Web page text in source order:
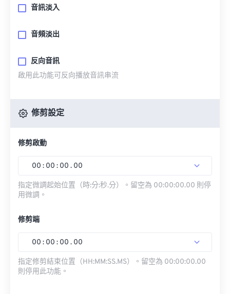
音訊淡入
音頻淡出
反向音訊
啟用此功能可反向播放音訊串流
修剪設定
修剪啟動
00 : 00 : 00 . 00
指定微調起始位置（時:分:秒.分）。留空為 00:00:00.00 則停
用微調。
修剪端
00 : 00 : 00 . 00
指定修剪結束位置（HH:MM:SS.MS）。留空為 00:00:00.00
則停用此功能。